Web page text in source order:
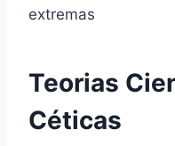
extremas
Teorias
Céticas